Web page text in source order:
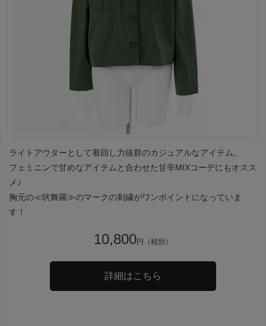
ライトアウターとして着回し力抜群のカジュアルなアイテム。
フェミニンで甘めなアイテムと合わせた甘辛MIXコーデにもオスス
メ♪
胸元の≪吠舞羅≫のマークの刺繍がワンポイントになっていま
す！
10,800円（税別）
詳細はこちら